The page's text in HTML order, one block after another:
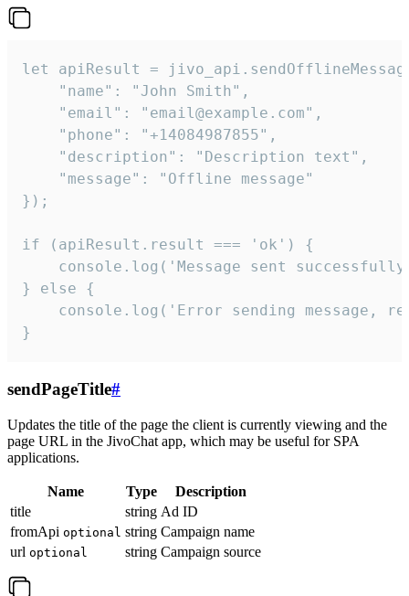
let apiResult =
    "name": "John Smith",
    "email": "email@example.com",
    "phone": "+14084987855",
    "description": "Description text",
    "message": "Offline message"
});
if (apiResult.result === 'ok') {
console.log('Message sent
} else {
console.log('Error sending message,
}
sendPageTitle#
Updates the title of the page the client is currently viewing and the
page URL in the JivoChat app, which may be useful for SPA
applications.
Name Type
Description
title
string Ad ID
fromApi optional string Campaign name
url optional string Campaign source